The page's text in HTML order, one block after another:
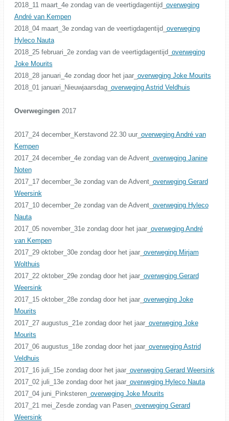
2018_11 maart_4e zondag van de veertigdagentijd_ overweging
André van Kempen
2018_04 maart_3e zondag van de veertigdagentijd_ overweging
Hyleco Nauta
2018_25 februari_2e zondag van de veertigdagentijd_ overweging
Joke Mourits
2018_28 januari_4e zondag door het jaar_ overweging Joke Mourits
2018_01 januari_Nieuwjaarsdag_ overweging Astrid Veldhuis
Overwegingen 2017
2017_24 december_Kerstavond 22.30 uur_ overweging André van
Kempen
2017_24 december_4e zondag van de Advent_ overweging Janine
Noten
2017_17 december_3e zondag van de Advent_ overweging Gerard
Weersink
2017_10 december_2e zondag van de Advent_ overweging Hyleco
Nauta
2017_05 november_31e zondag door het jaar_ overweging André
van Kempen
2017_29 oktober_30e zondag door het jaar_ overweging Mirjam
Wolthuis
2017_22 oktober_29e zondag door het jaar_ overweging Gerard
Weersink
2017_15 oktober_28e zondag door het jaar_ overweging Joke
Mourits
2017_27 augustus_21e zondag door het jaar_ overweging Joke
Mourits
2017_06 augustus_18e zondag door het jaar_ overweging Astrid
Veldhuis
2017_16 juli_15e zondag door het jaar_ overweging Gerard Weersink
2017_02 juli_13e zondag door het jaar_ overweging Hyleco Nauta
2017_04 juni_Pinksteren_ overweging Joke Mourits
2017_21 mei_Zesde zondag van Pasen_ overweging Gerard
Weersink